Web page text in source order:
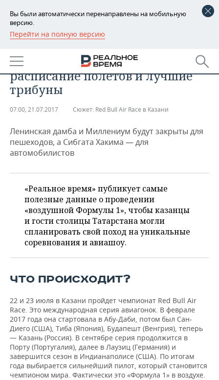
Вы были автоматически перенаправлены на мобильную
версию.
Перейти на полную версию
РЕГИОНЫ
БАШКОРТОСТАН
ТАТАРСТАН
НОВОСТИ
АНАЛИТИКА
КОРОЛИ ГОСЗАКАЗА ПФО
КОМУ ПРИНАДЛЕЖАТ
ТОРГОВЫЕ ЦЕНТРЫ
ТАТАРСТАНА
ФИНАНСЫ
БЮДЖЕТ
ИНВЕСТИЦИИ
ПРОМЫШЛЕННОСТЬ
НОВОСТИ
ПРОМЫШЛЕННОСТИ
МАШИНОСТРОЕНИЕ
НЕФТЕХИМИЯ
НЕФТЬ
НЕДВИЖИМОСТЬ
АВТО
НОВОСТИ АВТО
БИЗНЕС
НОВОСТИ БИЗНЕСА
РОЗНИЧНАЯ ТОРГОВЛЯ
ТРАНСПОРТ
УСЛУГИ
ТЕХНОЛОГИИ
НОВОСТИ ТЕХНОЛОГИЙ
IT
МЕДИА
ТЕЛЕКОММУНИКАЦИИ
МЕРОПРИЯТИЯ
НОВОСТИ МЕРОПРИЯТИЙ
ВЫЕЗДНАЯ РЕДАКЦИЯ
БИЗНЕС-БРАНЧИ
ONLINE-КОНФЕРЕНЦИИ
ОТКРЫТАЯ ЛЕКЦИЯ
СПОРТ
НОВОСТИ СПОРТА
ФУТБОЛ
ХОККЕЙ
БАСКЕТБОЛ
ВОЛЕЙБОЛ
ОБЩЕСТВО
НОВОСТИ ОБЩЕСТВА
ВЛАСТЬ
ИНФРАСТРУКТУРА
ИСТОРИЯ
ФОТОГАЛЕРЕЯ
СЮЖЕТЫ
СПРАВОЧНИК
СПИСОК ПЕРСОН
ПОЛНАЯ ВЕРСИЯ
перекрытые улицы и мосты,
расписание полетов и лучшие
трибуны
07:00, 21.07.2017 Сюжет: Red Bull Air Race в Казани
Ленинская дамба и Миллениум будут закрыты для
пешеходов, а Сибгата Хакима — для
автомобилистов
«Реальное время» публикует самые
полезные данные о проведении
«воздушной Формулы 1», чтобы казанцы
и гости столицы Татарстана могли
спланировать свой поход на уникальные
соревнования и авиашоу.
ЧТО ПРОИСХОДИТ?
22 и 23 июля в Казани пройдет чемпионат Red Bull Air
Race. Это международная серия авиагонок. В феврале
2017 года она стартовала в Абу-Даби, потом был Сан-
Диего (США), Тиба (Япония), Будапешт (Венгрия), теперь
— Казань (Россия). В сентябре серия продолжится в
Порту (Португалия), далее в Лаузиц (Германия) и
завершится сезон в Индианаполисе (США). По итогам
года выбирается сильнейший пилот, который становится
чемпионом мира. Фактически это «Формула 1» в воздухе.